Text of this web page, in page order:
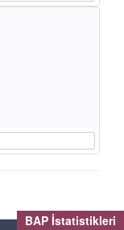
BAP İstatistikleri